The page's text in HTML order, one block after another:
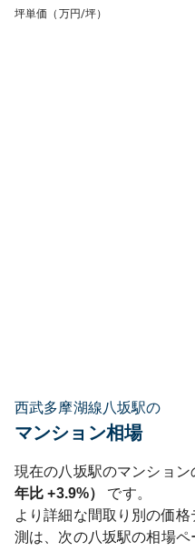
坪単価（万円/坪）
西武多摩湖線八坂駅の
マンション相場
現在の八坂駅のマンション
年比+3.9%）
です。
より詳細な間取り別の価
測は、次の八坂駅の相場ペ